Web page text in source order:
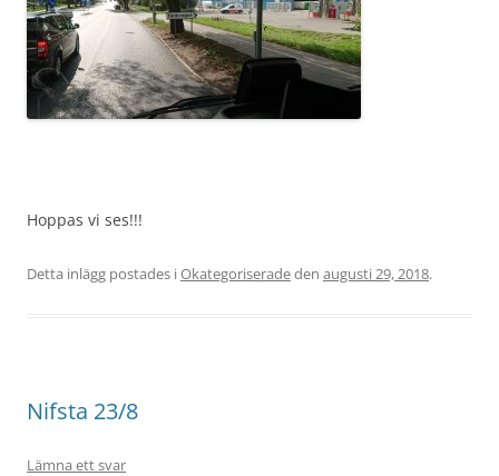
Hoppas vi ses!!!
Detta inlägg postades iOkategoriseradeden augusti 29, 2018.
Nifsta 23/8
Lämna ett svar